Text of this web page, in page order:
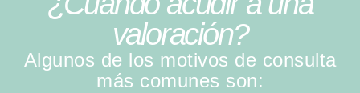
valoración?
Algunos de los motivos de consulta
más comunes son: